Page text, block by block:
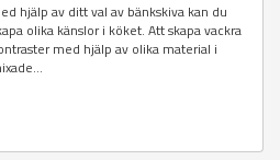
hjälp av ditt val av bänkskiva kan du
olika känslor i köket. Att skapa vackra
med hjälp av olika material i